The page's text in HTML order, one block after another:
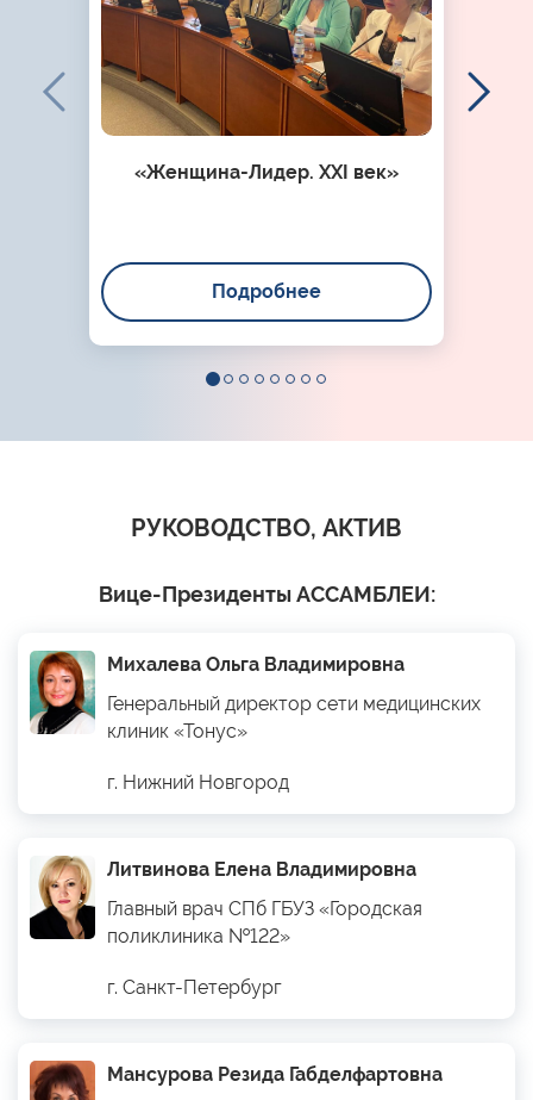
«Женщина-Лидер. XXI век»
Подробнее
РУКОВОДСТВО, АКТИВ
Вице-Президенты АССАМБЛЕИ:
Михалева Ольга Владимировна
Генеральный директор сети медицинских
клиник «Тонус»
г. Нижний Новгород
Литвинова Елена Владимировна
Главный врач СПб ГБУЗ «Городская
поликлиника №122»
г. Санкт-Петербург
Мансурова Резида Габделфартовна